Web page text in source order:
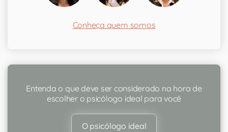
Conheça quem somos
Entenda o que deve ser considerado na hora de
escolher o psicólogo ideal para você
O psicólogo ideal